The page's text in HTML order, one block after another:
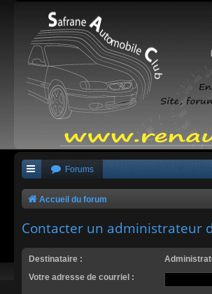
Forums
Accueil du forum
Contacter un administrateur
Destinataire :
Votre adresse de courriel :